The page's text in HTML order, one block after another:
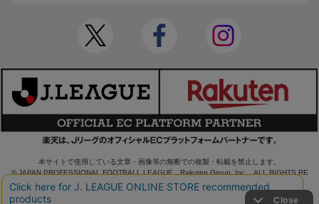
本サイトで使用している文章・画像等の無断での複製・転載を禁止します。
© JAPAN PROFESSIONAL FOOTBALL LEAGUE Rakuten Group, Inc. ALL RIGHTS RE
SERVED.